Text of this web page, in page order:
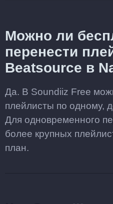
Можно ли
перенести
Beatsource в
Да. В Soundiiz Free
плейлисты по одному,
Для одновременного
более крупных
план.